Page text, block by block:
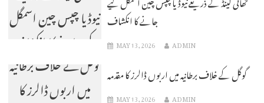
نیوڈیا چپس چین اسمگل
کیے جانے کا انکشاف
جانے کا انکشاف
MAY 13, 2026 ADMIN
گوگل کے خلاف برطانیہ
میں اربوں ڈالرز کا
گوگل کے خلاف برطانیہ میں اربوں ڈالرز کا مقدمہ
MAY 13, 2026 ADMIN